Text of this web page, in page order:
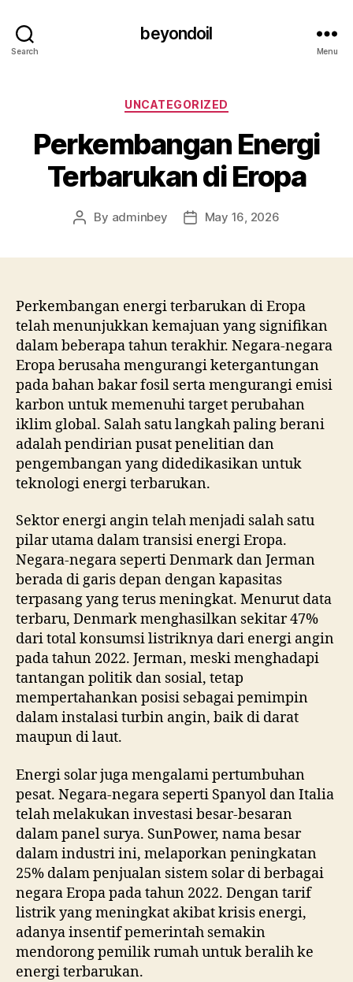
Search
beyondoil
Menu
Categories
UNCATEGORIZED
Perkembangan Energi
Terbarukan di Eropa
Post
By adminbey
PostMay 16, 2026
Perkembangan energi terbarukan di Eropa
telah menunjukkan kemajuan yang signifikan
dalam beberapa tahun terakhir. Negara-negara
Eropa berusaha mengurangi ketergantungan
pada bahan bakar fosil serta mengurangi emisi
karbon untuk memenuhi target perubahan
iklim global. Salah satu langkah paling berani
adalah pendirian pusat penelitian dan
pengembangan yang didedikasikan untuk
teknologi energi terbarukan.
Sektor energi angin telah menjadi salah satu
pilar utama dalam transisi energi Eropa.
Negara-negara seperti Denmark dan Jerman
berada di garis depan dengan kapasitas
terpasang yang terus meningkat. Menurut data
terbaru, Denmark menghasilkan sekitar 47%
dari total konsumsi listriknya dari energi angin
pada tahun 2022. Jerman, meski menghadapi
tantangan politik dan sosial, tetap
mempertahankan posisi sebagai pemimpin
dalam instalasi turbin angin, baik di darat
maupun di laut.
Energi solar juga mengalami pertumbuhan
pesat. Negara-negara seperti Spanyol dan Italia
telah melakukan investasi besar-besaran
dalam panel surya. SunPower, nama besar
dalam industri ini, melaporkan peningkatan
25% dalam penjualan sistem solar di berbagai
negara Eropa pada tahun 2022. Dengan tarif
listrik yang meningkat akibat krisis energi,
adanya insentif pemerintah semakin
mendorong pemilik rumah untuk beralih ke
energi terbarukan.